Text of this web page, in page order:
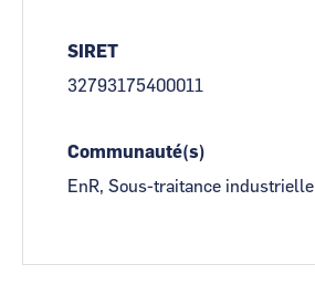
SIRET
32793175400011
Communauté(s)
EnR, Sous-traitance industrielle